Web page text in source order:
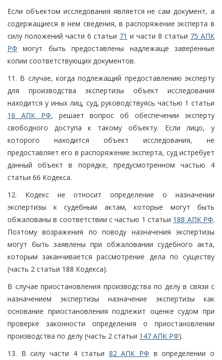
Если объектом исследования является не сам документ, а
содержащиеся в нем сведения, в распоряжение эксперта в
силу положений части 6 статьи 71 и части 8 статьи 75 АПК
РФ могут быть предоставлены надлежаще заверенные
копии соответствующих документов.
11. В случае, когда подлежащий предоставлению эксперту
для производства экспертизы объект исследования
находится у иных лиц, суд, руководствуясь частью 1 статьи
16 АПК РФ, решает вопрос об обеспечении эксперту
свободного доступа к такому объекту. Если лицо, у
которого находится объект исследования, не
предоставляет его в распоряжение эксперта, суд истребует
данный объект в порядке, предусмотренном частью 4
статьи 66 Кодекса.
12. Кодекс не относит определение о назначении
экспертизы к судебным актам, которые могут быть
обжалованы в соответствии с частью 1 статьи 188 АПК РФ.
Поэтому возражения по поводу назначения экспертизы
могут быть заявлены при обжаловании судебного акта,
которым заканчивается рассмотрение дела по существу
(часть 2 статьи 188 Кодекса).
В случае приостановления производства по делу в связи с
назначением экспертизы назначение экспертизы как
основание приостановления подлежит оценке судом при
проверке законности определения о приостановлении
производства по делу (часть 2 статьи 147 АПК РФ).
13. В силу части 4 статьи 82 АПК РФ в определении о